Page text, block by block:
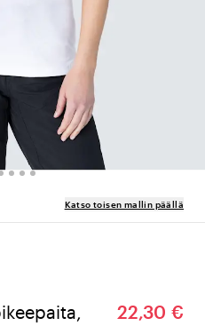
Katso toisen mallin päällä
22,30 €